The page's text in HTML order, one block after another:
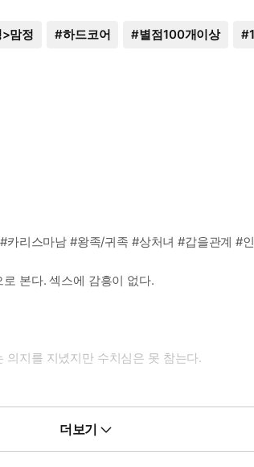
맘정 #하드코어 #별점100개이상 #
리스마남 #왕족/귀족 #상처녀 #갑을관계 #
본다. 섹스에 감흥이 없다.
지를 지녔지만 수치심은 못 참는다.
더보기